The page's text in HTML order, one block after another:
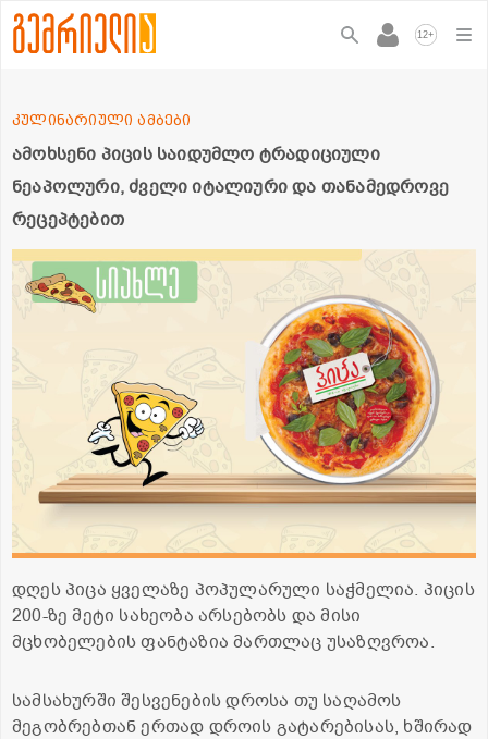
12+
ამოხსენი პიცის საიდუმლო ტრადიციული
ნეაპოლური, ძველი იტალიური და თანამედროვე
რეცეპტებით
კულინარიული ამბები
დღეს პიცა ყველაზე პოპულარული საჭმელია. პიცის
200-ზე მეტი სახეობა არსებობს და მისი
მცხობელების ფანტაზია მართლაც უსაზღვროა.
სამსახურში შესვენების დროსა თუ საღამოს
მეგობრებთან ერთად დროის გატარებისას, ხშირად